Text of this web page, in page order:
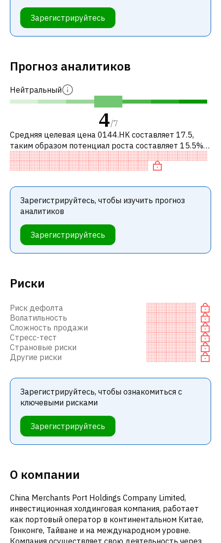
Риски
Риск дефолта
Волатильность
Сложность продажи
Стресс-тест
Страновые риски
Другие риски
Зарегистрируйтесь, чтобы ознакомиться с
ключевыми рисками
Зарегистрируйтесь
О компании
China Merchants Port Holdings Company Limited,
инвестиционная холдинговая компания, работает
как портовый оператор в континентальном Китае,
Гонконге, Тайване и на международном уровне.
Компания осуществляет свою деятельность через
Зарегистрируйтесь
Прогноз аналитиков
Нейтральный
4/7
Средняя целевая цена 0144.HK составляет 17.5,
таким образом потенциал роста составляет 15.5%.
Обычно это означает рекомендацию «ПОКУПАТЬ»
среди инвестиционных компаний ил
Зарегистрируйтесь, чтобы изучить прогноз
аналитиков
Зарегистрируйтесь